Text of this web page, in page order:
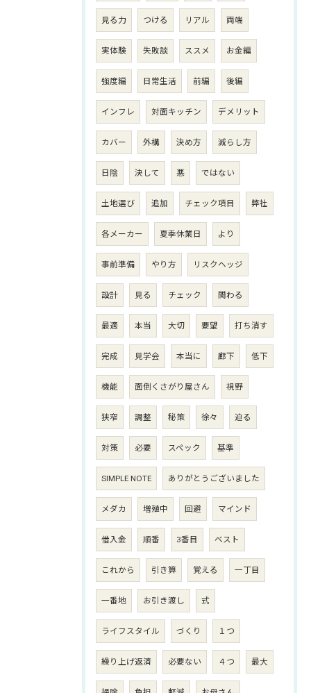
見る力 つける リアル 両端
実体験 失敗談 ススメ お金編
強度編 日常生活 前編 後編
インフレ 対面キッチン デメリット
カバー 外構 決め方 減らし方
日陰 決して 悪 ではない
土地選び 追加 チェック項目 弊社
各メーカー 夏季休業日 より
事前準備 やり方 リスクヘッジ
設計 見る チェック 関わる
最適 本当 大切 要望 打ち消す
完成 見学会 本当に 廊下 低下
機能 面倒くさがり屋さん 視野
狭窄 調整 秘策 徐々 迫る
対策 必要 スペック 基準
SIMPLE NOTE ありがとうございました
メダカ 増殖中 回避 マインド
借入金 順番 3番目 ベスト
これから 引き算 覚える 一丁目
一番地 お引き渡し 式
ライフスタイル づくり １つ
繰り上げ返済 必要ない ４つ 最大